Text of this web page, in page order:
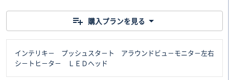
購入プランを見る
インテリキ－ プッシュスタ－ト アラウンドビュ－モニタ－左右
シ－トヒ－タ－ ＬＥＤヘッド